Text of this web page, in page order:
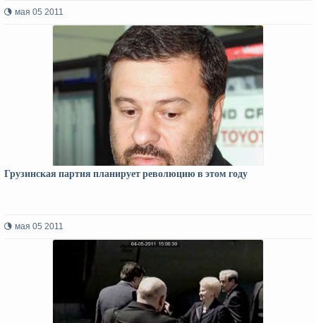
мая 05 2011
Грузинская партия планирует революцию в этом году
мая 05 2011